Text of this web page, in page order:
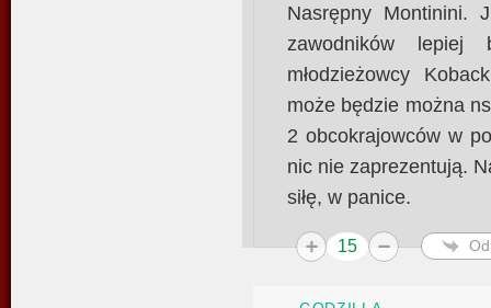
Nasrępny Montinini.
zawodników lepiej
młodzieżowcy
może będzie można
2 obcokrajowców w
nic nie zaprezentują.
siłę, w panice.
15